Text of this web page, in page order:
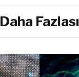
Daha Fazlası